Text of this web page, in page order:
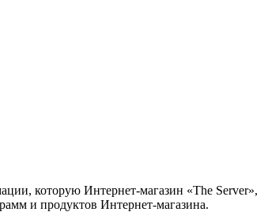
которую Интернет-магазин «The Server»,
и продуктов Интернет-магазина.